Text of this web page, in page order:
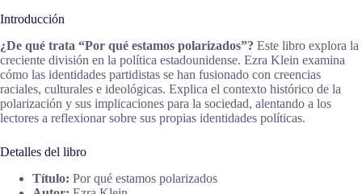
Introducción
¿De qué trata “Por qué estamos polarizados”? Este libro explora la
creciente división en la política estadounidense. Ezra Klein examina
cómo las identidades partidistas se han fusionado con creencias
raciales, culturales e ideológicas. Explica el contexto histórico de la
polarización y sus implicaciones para la sociedad, alentando a los
lectores a reflexionar sobre sus propias identidades políticas.
Detalles del libro
Título: Por qué estamos polarizados